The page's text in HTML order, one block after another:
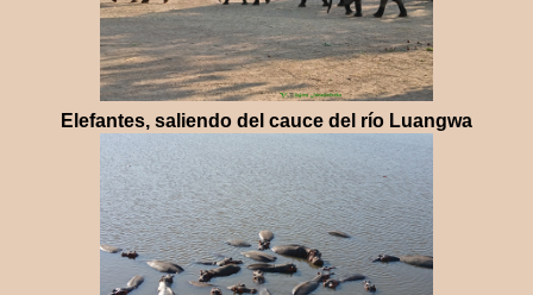
Elefantes, saliendo del cauce del río Luangwa